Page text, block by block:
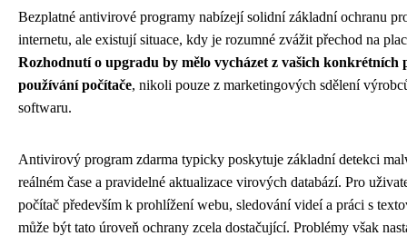
Bezplatné antivirové programy nabízejí solidní základní ochranu
internetu, ale existují situace, kdy je rozumné zvážit přechod na
Rozhodnutí o upgradu by mělo vycházet z vašich konkrétních
používání počítače, nikoli pouze z marketingových sdělení
softwaru.
Antivirový program zdarma typicky poskytuje základní detekci
reálném čase a pravidelné aktualizace virových databází. Pro
počítač především k prohlížení webu, sledování videí a práci s
může být tato úroveň ochrany zcela dostačující. Problémy však